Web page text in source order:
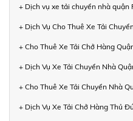
+ Dịch vụ xe tải chuyển nhà
+ Dịch Vụ Cho Thuê Xe Tải
+ Cho Thuê Xe Tải Chở Hàng
+ Dịch Vụ Xe Tải Chuyển Nhà
+ Cho Thuê Xe Tải Chuyển Nhà
+ Dịch Vụ Xe Tải Chở Hàng Thủ